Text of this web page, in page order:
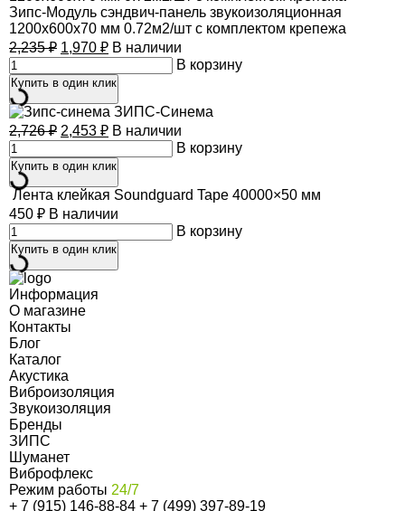
Зипс-Модуль сэндвич-панель звукоизоляционная
1200х600х70 мм 0.72м2/шт с комплектом крепежа
2,235₽ 1,970 ₽ В наличии
В корзину
Купить в один клик
ЗИПС-Синема
2,726₽ 2,453 ₽ В наличии
В корзину
Купить в один клик
Лента клейкая Soundguard Tape 40000×50 мм
450 ₽ В наличии
В корзину
Купить в один клик
Информация
О магазине
Контакты
Блог
Каталог
Акустика
Виброизоляция
Звукоизоляция
Бренды
ЗИПС
Шуманет
Виброфлекс
Режим работы 24/7
+ 7 (915) 146-88-84 + 7 (499) 397-89-19